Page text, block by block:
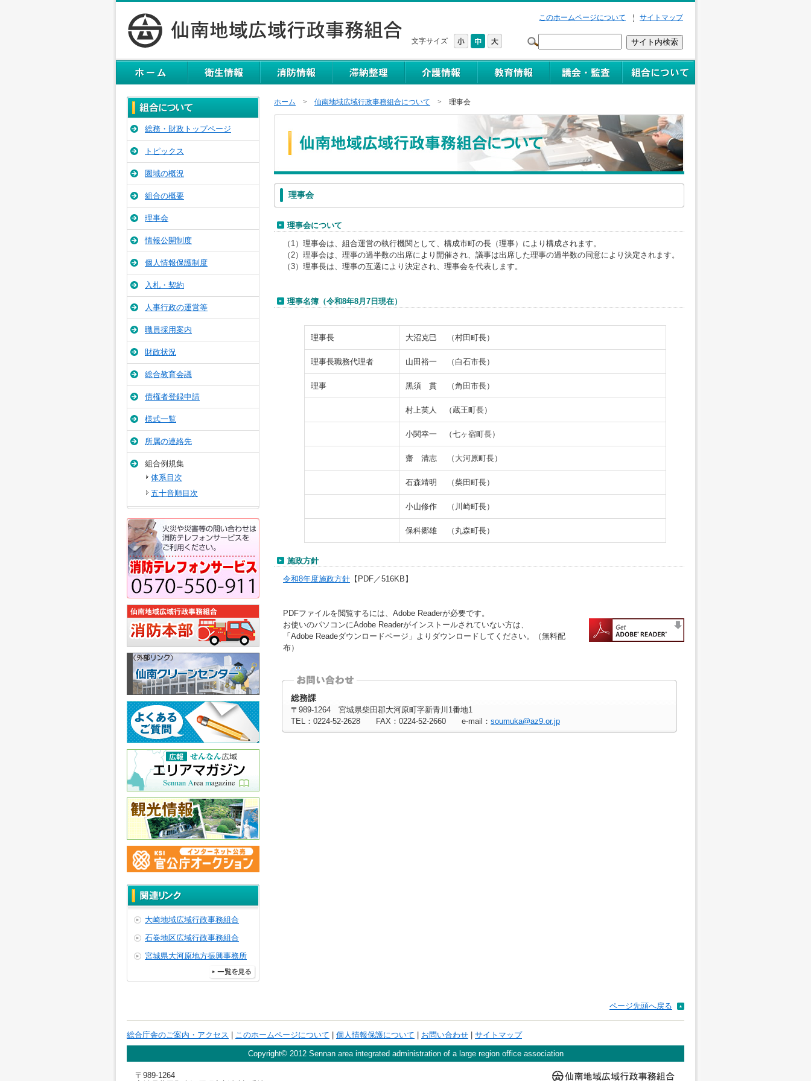
このホームページについて サイトマップ
文字サイズ
ホーム > 仙南地域広域行政事務組合について > 理事会
理事会
理事会について
（1）理事会は、組合運営の執行機関として、構成市町の長（理事）により構成されます。
（2）理事会は、理事の過半数の出席により開催され、議事は出席した理事の過半数の同意により決定されます。
（3）理事長は、理事の互選により決定され、理事会を代表します。
理事名簿（令和8年8月7日現在）
理事長 大沼克巳 （村田町長）
理事長職務代理者 山田裕一 （白石市長）
理事 黑須 貫 （角田市長）
村上英人 （蔵王町長）
小関幸一 （七ヶ宿町長）
齋 清志 （大河原町長）
石森靖明 （柴田町長）
小山修作 （川崎町長）
保科郷雄 （丸森町長）
施政方針
令和8年度施政方針 【PDF／516KB】
PDFファイルを閲覧するには、Adobe Readerが必要です。
お使いのパソコンにAdobe Readerがインストールされていない方は、
「Adobe Readeダウンロードページ」よりダウンロードしてください。（無料配
布）
総務課
〒989-1264 宮城県柴田郡大河原町字新青川1番地1
TEL：0224-52-2628 FAX：0224-52-2660 e-mail： soumuka@az9.or.jp
総務・財政トップページ
トピックス
圏域の概況
組合の概要
理事会
情報公開制度
個人情報保護制度
入札・契約
人事行政の運営等
職員採用案内
財政状況
総合教育会議
債権者登録申請
様式一覧
所属の連絡先
組合例規集
体系目次
五十音順目次
大崎地域広域行政事務組合
石巻地区広域行政事務組合
宮城県大河原地方振興事務所
ページ先頭へ戻る
総合庁舎のご案内・アクセス このホームページについて 個人情報保護について お問い合わせ サイトマップ
Copyright© 2012 Sennan area integrated administration of a large region office association
〒989-1264